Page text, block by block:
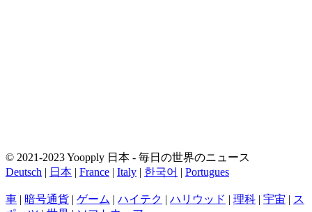
© 2021-2023 Yoopply 日本 - 毎日の世界のニュース
Deutsch | 日本 | France | Italy | 한국어 | Portugues
車 | 暗号通貨 | ゲーム | ハイテク | ハリウッド | 理科 | 宇宙 | ス